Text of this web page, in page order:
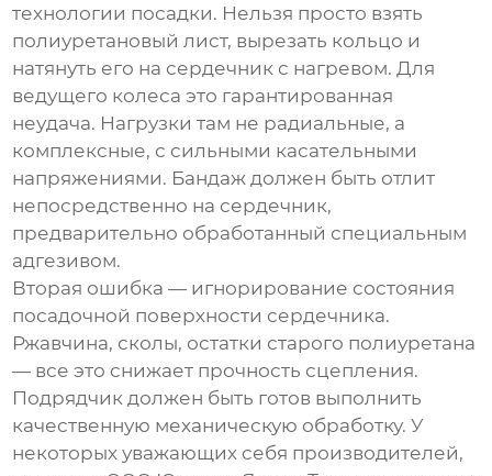
технологии посадки. Нельзя просто взять
полиуретановый лист, вырезать кольцо и
натянуть его на сердечник с нагревом. Для
ведущего колеса это гарантированная
неудача. Нагрузки там не радиальные, а
комплексные, с сильными касательными
напряжениями. Бандаж должен быть отлит
непосредственно на сердечник,
предварительно обработанный специальным
адгезивом.
Вторая ошибка — игнорирование состояния
посадочной поверхности сердечника.
Ржавчина, сколы, остатки старого полиуретана
— все это снижает прочность сцепления.
Подрядчик должен быть готов выполнить
качественную механическую обработку. У
некоторых уважающих себя производителей,